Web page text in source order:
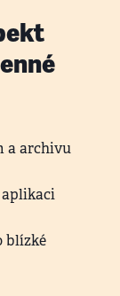
a archivu
blízké